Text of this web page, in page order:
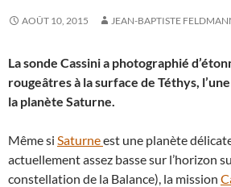
AOÛT 10, 2015 JEAN-BAPTISTE
La sonde Cassini a photographié
rougeâtres à la surface de Téthys,
la planète Saturne.
Même si Saturneest une planète
actuellement assez basse sur l’horizon
constellation de la Balance), la mission